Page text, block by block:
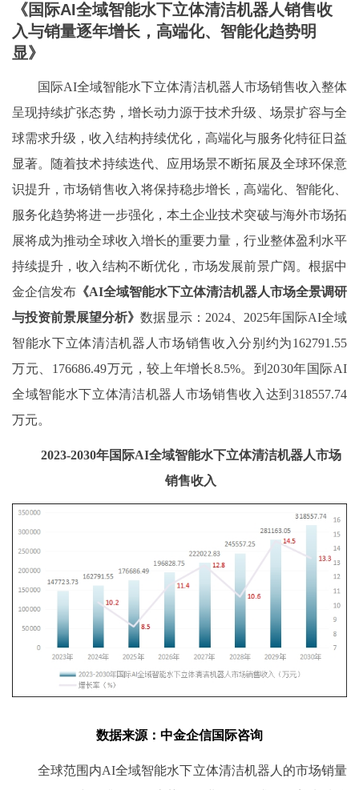
《国际AI全域智能水下立体清洁机器人销售收
入与销量逐年增长，高端化、智能化趋势明
显》
国际AI全域智能水下立体清洁机器人市场销售收入整体
呈现持续扩张态势，增长动力源于技术升级、场景扩容与全
球需求升级，收入结构持续优化，高端化与服务化特征日益
显著。随着技术持续迭代、应用场景不断拓展及全球环保意
识提升，市场销售收入将保持稳步增长，高端化、智能化、
服务化趋势将进一步强化，本土企业技术突破与海外市场拓
展将成为推动全球收入增长的重要力量，行业整体盈利水平
持续提升，收入结构不断优化，市场发展前景广阔。根据中
金企信发布 《AI全域智能水下立体清洁机器人市场全景调研
与投资前景展望分析》数据显示： 2024、2025年国际AI全域
智能水下立体清洁机器人市场销售收入分别 约为162791.55
万元、 176686.49万元，较上年增长8.5%。到2030年国际AI
全域智能水下立体清洁机器人市场销售收入达到 318557.74
万元。
2023-2030年国际AI全域智能水下立体清洁机器人市场
销售收入
数据来源 ： 中金企信国际咨询
全球范围内AI全域智能水下立体清洁机器人的市场销量